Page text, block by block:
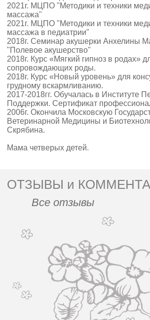
2021г. МЦПО "Методики и техники
массажа"
2021г. МЦПО "Методики и техники
массажа в педиатрии"
2018г. Семинар акушерки Анхелины
"Полевое акушерство"
2018г. Курс «Мягкий гипноз в родах»
сопровождающих роды.
2018г. Курс «Новый уровень» для
грудному вскармливанию.
2017-2018гг. Обучалась в Институте
Поддержки. Сертификат
2006г. Окончила Московскую
Ветеринарной Медицины и
Скрябина.
Мама четверых детей.
ОТЗЫВЫ и
Все отзывы